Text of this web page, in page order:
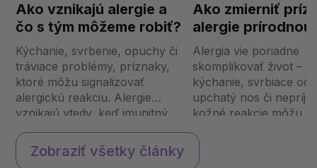
Ako vznikajú alergie a
čo s tým môžeme robiť?
Kýchanie, svrbenie, opuchy či
tráviace problémy, príznaky,
ktoré môžu signalizovať
alergickú reakciu. Alergie
vznikajú vtedy, keď imunitný
systém prehnane reaguje na
bežné látky ako peľ, potraviny
alebo prach. Prečo telo vníma
Ako zmierniť
alergie prírodnou
cestou?
Alergia vie poriadne
skomplikovať život –
kýchanie, svrbiace oči,
upchatý nos či
kožné reakcie môžu
toho, aby ste
siahali po
Zobraziť všetky články